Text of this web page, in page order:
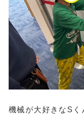
機械が大好きなSく